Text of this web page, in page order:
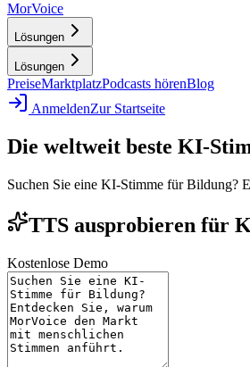
MorVoice
Lösungen
Lösungen
PreiseMarktplatzPodcasts hörenBlog
AnmeldenZur Startseite
Die weltweit beste KI-
Suchen Sie eine KI-Stimme für Bildung?
TTS ausprobieren für
Kostenlose Demo